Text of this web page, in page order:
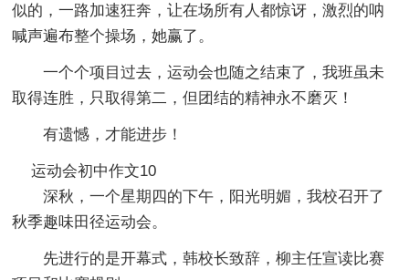
似的，一路加速狂奔，让在场所有人都惊讶，激烈的呐
喊声遍布整个操场，她赢了。
一个个项目过去，运动会也随之结束了，我班虽未
取得连胜，只取得第二，但团结的精神永不磨灭！
有遗憾，才能进步！
运动会初中作文10
深秋，一个星期四的下午，阳光明媚，我校召开了
秋季趣味田径运动会。
先进行的是开幕式，韩校长致辞，柳主任宣读比赛